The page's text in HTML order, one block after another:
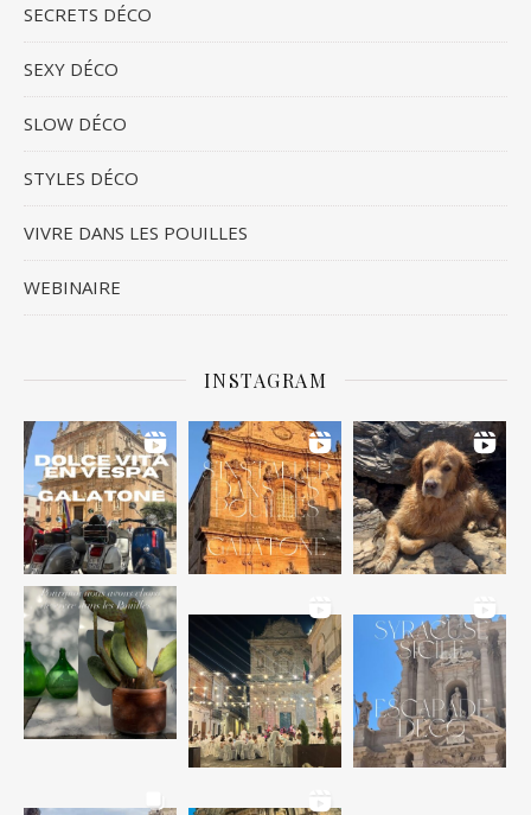
SECRETS DÉCO
SEXY DÉCO
SLOW DÉCO
STYLES DÉCO
VIVRE DANS LES POUILLES
WEBINAIRE
INSTAGRAM